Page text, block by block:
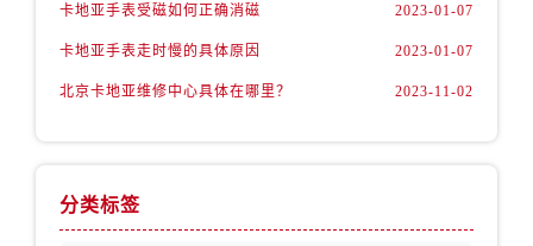
卡地亚手表受磁如何正确消磁 2023-01-07
卡地亚手表走时慢的具体原因 2023-01-07
北京卡地亚维修中心具体在哪里？ 2023-11-02
分类标签